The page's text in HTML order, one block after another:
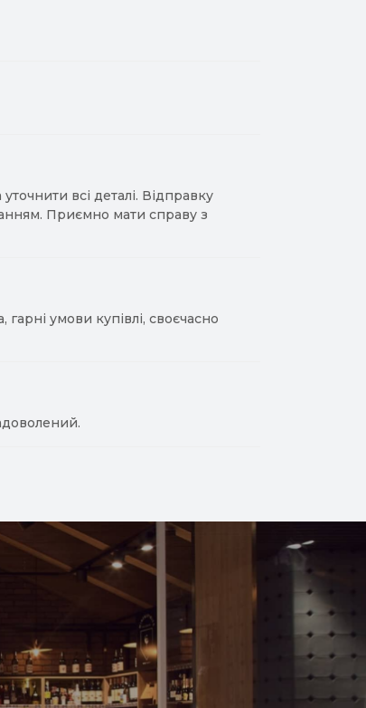
всі деталі. Відправку
Приємно мати справу з
умови купівлі, своєчасно